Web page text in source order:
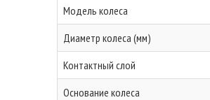
Модель колеса
Диаметр колеса (мм)
Контактный слой
Основание колеса